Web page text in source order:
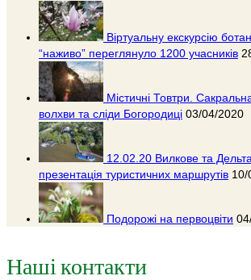
Віртуальну екскурсію
“наживо” переглянуло 1200 учасників
Містичні Товтри.
волхви та сліди Богородиці 03/04/2020
12.02.20 Вилкове та
презентація туристичних маршрутів 10/
Подорожі на первоцвіти
Наші контакти